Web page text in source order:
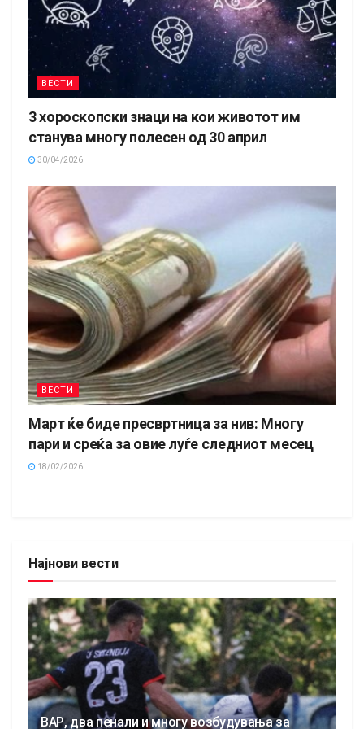
ВЕСТИ
3 хороскопски знаци на кои животот им
станува многу полесен од 30 април
30/04/2026
ВЕСТИ
Март ќе биде пресвртница за нив: Многу
пари и среќа за овие луѓе следниот месец
18/02/2026
Најнови вести
ВАР, два пенали и многу возбудувања за